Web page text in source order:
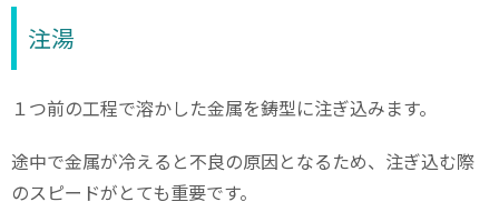
注湯
１つ前の工程で溶かした金属を鋳型に注ぎ込みます。
途中で金属が冷えると不良の原因となるため、注ぎ込む際
のスピードがとても重要です。